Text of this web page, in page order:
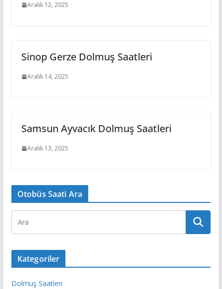
Aralık 12, 2025
Sinop Gerze Dolmuş Saatleri
Aralık 14, 2025
Samsun Ayvacık Dolmuş Saatleri
Aralık 13, 2025
Otobüs Saati Ara
Kategoriler
Dolmuş Saatleri